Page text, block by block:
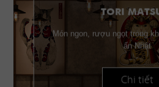
TORI
Món ngon, rượu ngọt trong
ấn Nhật
Chi tiết